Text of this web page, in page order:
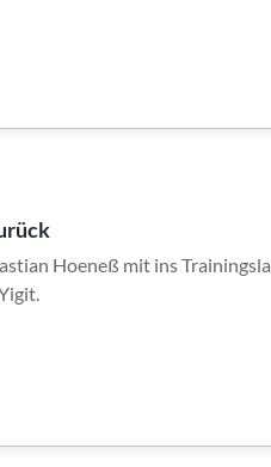
Hoeneß mit ins